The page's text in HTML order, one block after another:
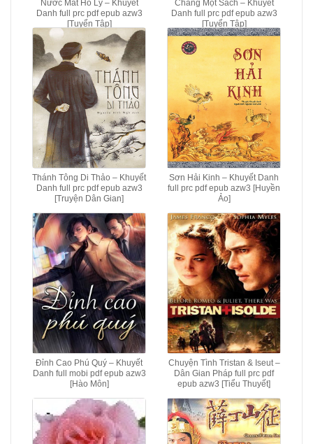
Nước Mắt Hồ Ly – Khuyết
Danh full prc pdf epub azw3
[Tuyển Tập]
Chàng Mọt Sách – Khuyết
Danh full prc pdf epub azw3
[Tuyển Tập]
Thánh Tông Di Thảo – Khuyết
Danh full prc pdf epub azw3
[Truyện Dân Gian]
Sơn Hải Kinh – Khuyết Danh
full prc pdf epub azw3 [Huyền
Ảo]
Đỉnh Cao Phú Quý – Khuyết
Danh full mobi pdf epub azw3
[Hào Môn]
Chuyện Tình Tristan & Iseut –
Dân Gian Pháp full prc pdf
epub azw3 [Tiểu Thuyết]